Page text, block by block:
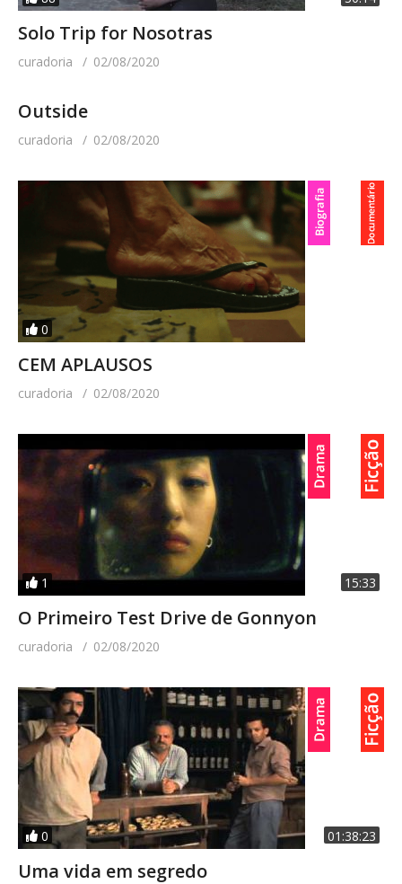
Solo Trip for Nosotras
curadoria 02/08/2020
Outside
curadoria 02/08/2020
0
CEM APLAUSOS
curadoria 02/08/2020
1 15:33
O Primeiro Test Drive de Gonnyon
curadoria 02/08/2020
0 01:38:23
Uma vida em segredo